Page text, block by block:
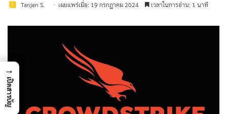
Tanjen S. เผยแพร่เมื่อ: 19 กรกฎาคม 2024 เวลาในการอ่าน: 1 นาที
→
เปิดสารบัญ